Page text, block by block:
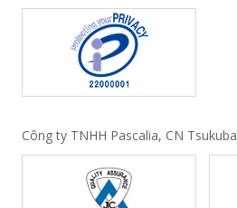
Công ty TNHH Pascalia, CN Tsukuba